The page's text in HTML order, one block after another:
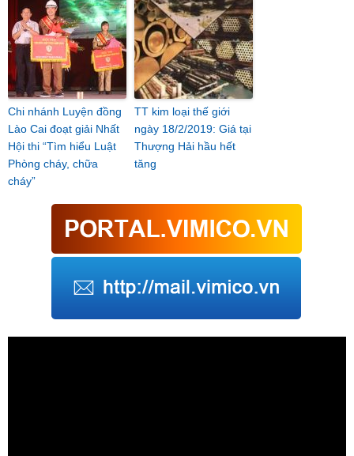
Chi nhánh Luyện đồng
Lào Cai đoạt giải Nhất
Hội thi “Tìm hiểu Luật
Phòng cháy, chữa
cháy”
TT kim loại thế giới
ngày 18/2/2019: Giá tại
Thượng Hải hầu hết
tăng
Trình